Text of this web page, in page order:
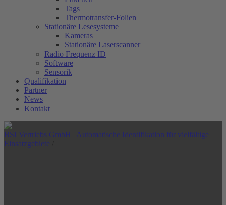
Tags
Thermotransfer-Folien
Stationäre Lesesysteme
Kameras
Stationäre Laserscanner
Radio Frequenz ID
Software
Sensorik
Qualifikation
Partner
News
Kontakt
BSI Vertriebs GmbH | Automatische Identifikation für vielfältige
Einsatzgebiete